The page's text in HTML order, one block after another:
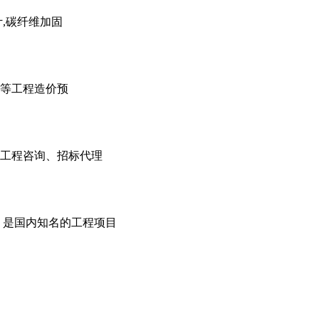
碳纤维加固
工程造价预
程咨询、招标代理
国内知名的工程项目